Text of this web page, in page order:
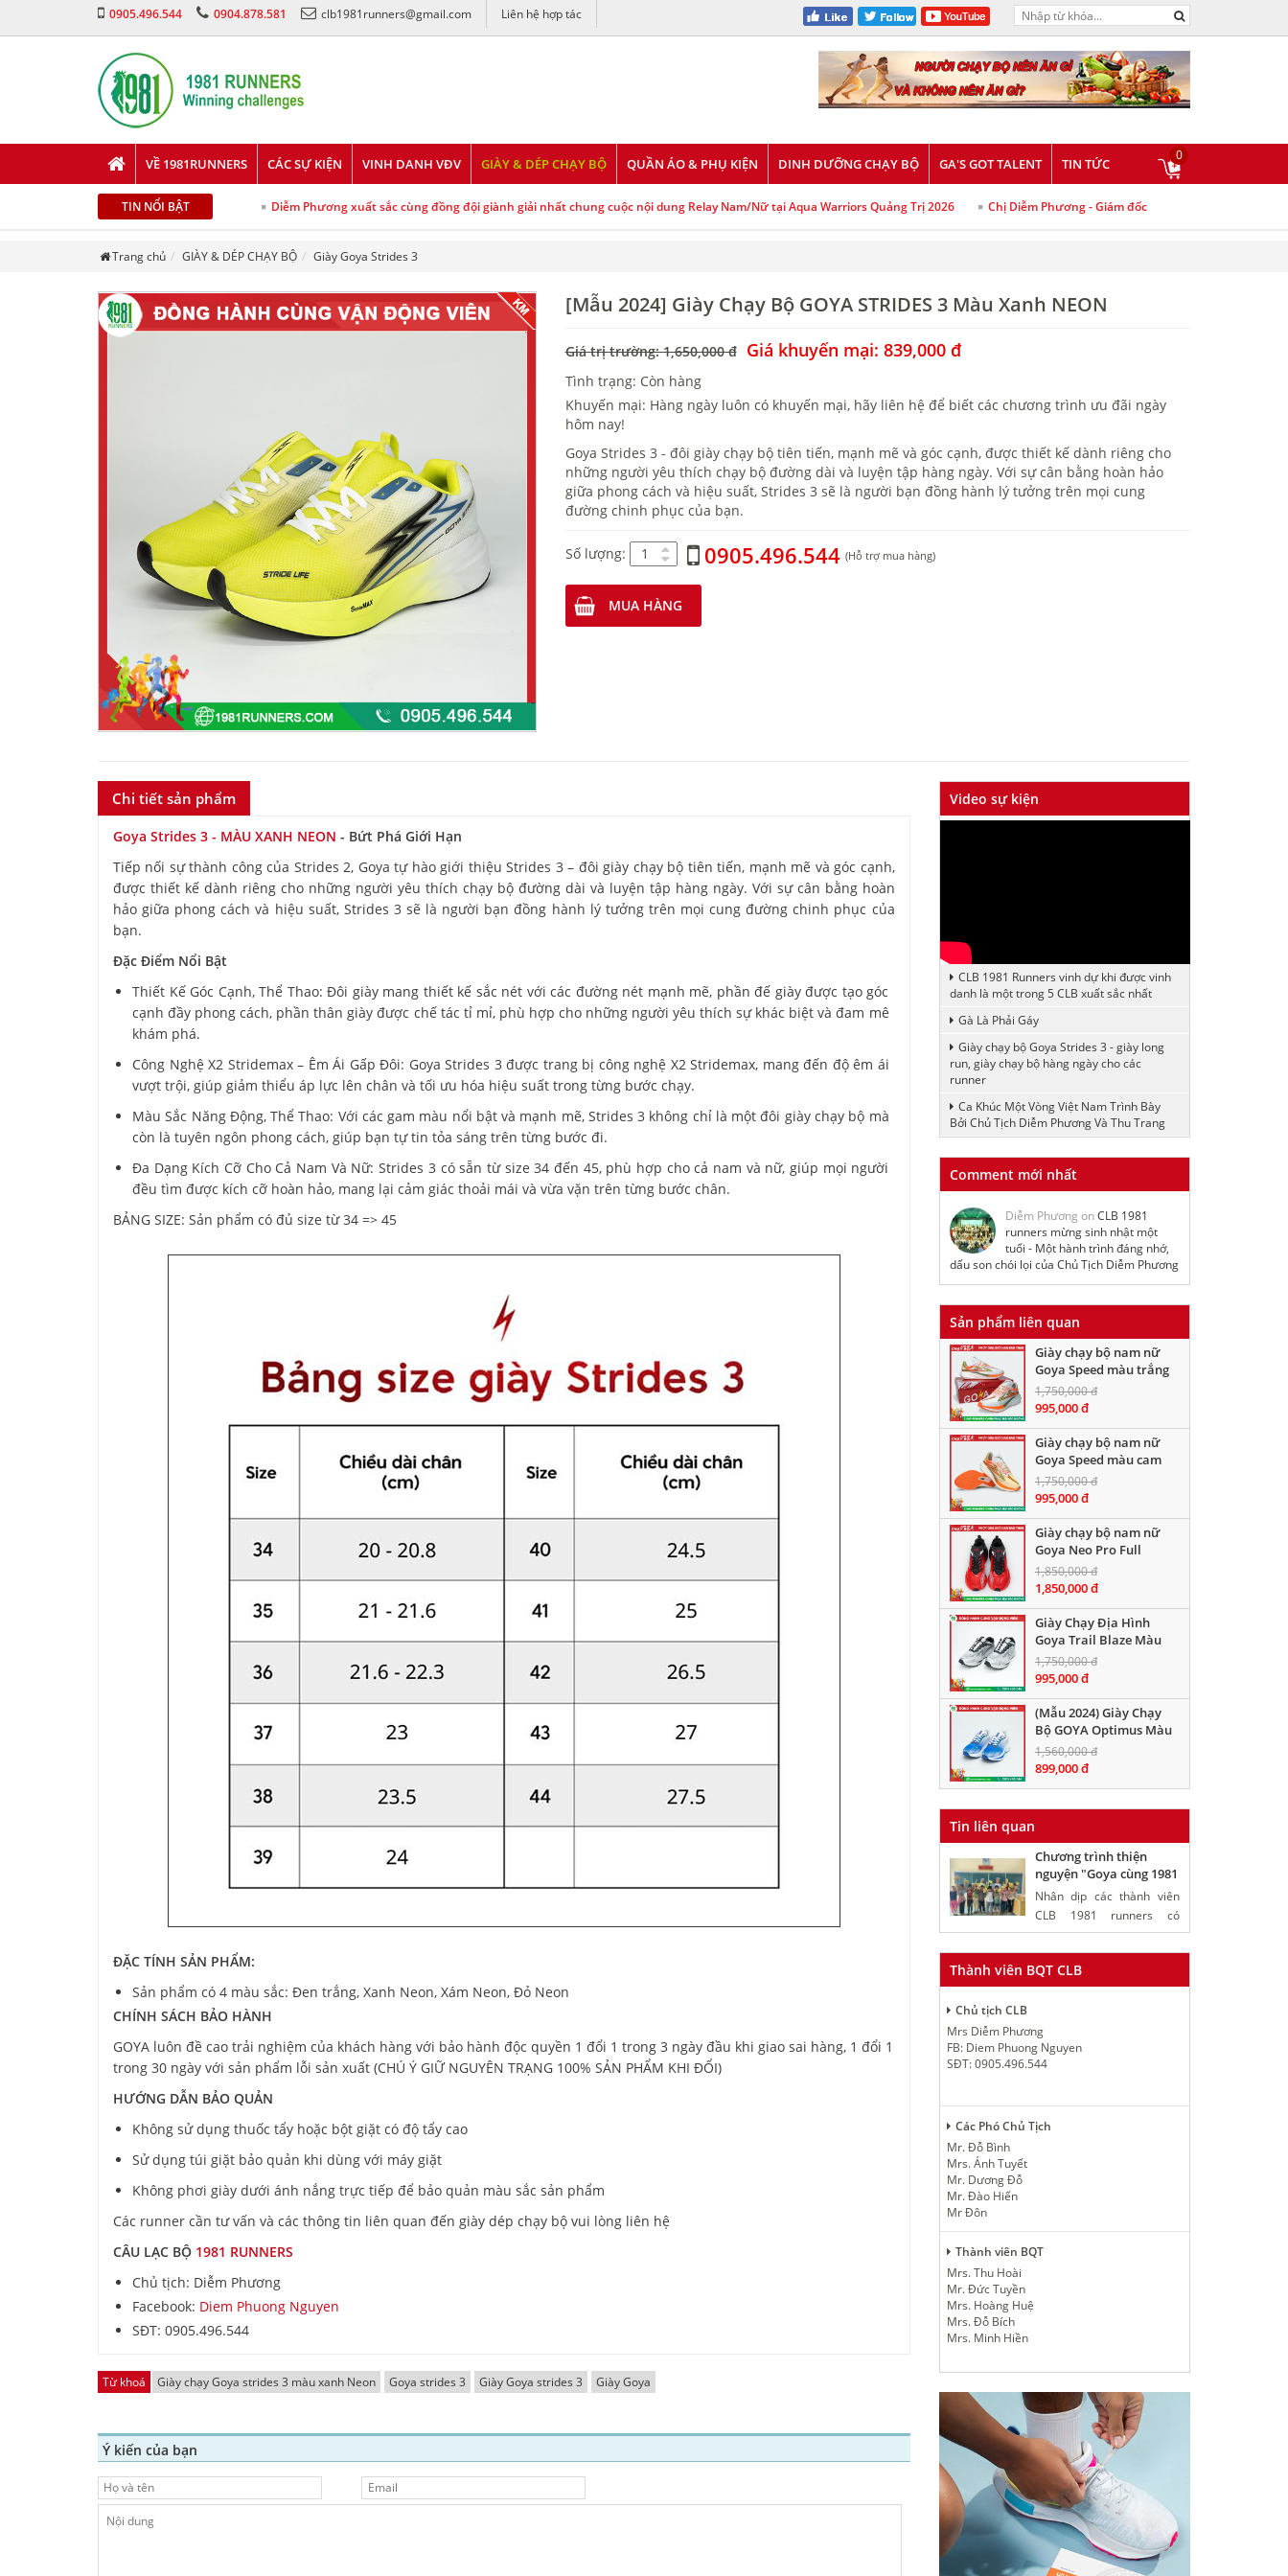
0905.496.544 0904.878.581 clb1981runners@gmail.com Liên hệ hợp tác
VỀ 1981RUNNERS CÁC SỰ KIỆN VINH DANH VĐV GIÀY & DÉP CHẠY BỘ QUẦN ÁO & PHỤ KIỆN DINH DƯỠNG CHẠY BỘ GA'S GOT TALENT TIN TỨC
0
TIN NỔI BẬT Diễm Phương xuất sắc cùng đồng đội giành giải nhất chung cuộc nội dung Relay Nam/Nữ tại Aqua Warriors Quảng Trị 2026 Chị Diễm Phương - Giám đốc Quan Hệ Cộng Đồng
Trang chủ GIÀY & DÉP CHẠY BỘ Giày Goya Strides 3
[Mẫu 2024] Giày Chạy Bộ GOYA STRIDES 3 Màu Xanh NEON
Giá trị trường: 1,650,000 đ Giá khuyến mại: 839,000 đ
Tình trạng: Còn hàng
Khuyến mại: Hàng ngày luôn có khuyến mại, hãy liên hệ để biết các chương trình ưu đãi ngày
hôm nay!
Goya Strides 3 - đôi giày chạy bộ tiên tiến, mạnh mẽ và góc cạnh, được thiết kế dành riêng cho
những người yêu thích chạy bộ đường dài và luyện tập hàng ngày. Với sự cân bằng hoàn hảo
giữa phong cách và hiệu suất, Strides 3 sẽ là người bạn đồng hành lý tưởng trên mọi cung
đường chinh phục của bạn.
Số lượng: 0905.496.544 (Hỗ trợ mua hàng)
MUA HÀNG
Chi tiết sản phẩm
Goya Strides 3 - MÀU XANH NEON - Bứt Phá Giới Hạn
Tiếp nối sự thành công của Strides 2, Goya tự hào giới thiệu Strides 3 – đôi giày chạy bộ tiên tiến, mạnh mẽ và góc cạnh,
được thiết kế dành riêng cho những người yêu thích chạy bộ đường dài và luyện tập hàng ngày. Với sự cân bằng hoàn
hảo giữa phong cách và hiệu suất, Strides 3 sẽ là người bạn đồng hành lý tưởng trên mọi cung đường chinh phục của
bạn.
Đặc Điểm Nổi Bật
Thiết Kế Góc Cạnh, Thể Thao: Đôi giày mang thiết kế sắc nét với các đường nét mạnh mẽ, phần đế giày được tạo góc
cạnh đầy phong cách, phần thân giày được chế tác tỉ mỉ, phù hợp cho những người yêu thích sự khác biệt và đam mê
khám phá.
Công Nghệ X2 Stridemax – Êm Ái Gấp Đôi: Goya Strides 3 được trang bị công nghệ X2 Stridemax, mang đến độ êm ái
vượt trội, giúp giảm thiểu áp lực lên chân và tối ưu hóa hiệu suất trong từng bước chạy.
Màu Sắc Năng Động, Thể Thao: Với các gam màu nổi bật và mạnh mẽ, Strides 3 không chỉ là một đôi giày chạy bộ mà
còn là tuyên ngôn phong cách, giúp bạn tự tin tỏa sáng trên từng bước đi.
Đa Dạng Kích Cỡ Cho Cả Nam Và Nữ: Strides 3 có sẵn từ size 34 đến 45, phù hợp cho cả nam và nữ, giúp mọi người
đều tìm được kích cỡ hoàn hảo, mang lại cảm giác thoải mái và vừa vặn trên từng bước chân.
BẢNG SIZE: Sản phẩm có đủ size từ 34 => 45
ĐẶC TÍNH SẢN PHẨM:
Sản phẩm có 4 màu sắc: Đen trắng, Xanh Neon, Xám Neon, Đỏ Neon
CHÍNH SÁCH BẢO HÀNH
GOYA luôn đề cao trải nghiệm của khách hàng với bảo hành độc quyền 1 đổi 1 trong 3 ngày đầu khi giao sai hàng, 1 đổi 1
trong 30 ngày với sản phẩm lỗi sản xuất (CHÚ Ý GIỮ NGUYÊN TRẠNG 100% SẢN PHẨM KHI ĐỔI)
HƯỚNG DẪN BẢO QUẢN
Không sử dụng thuốc tẩy hoặc bột giặt có độ tẩy cao
Sử dụng túi giặt bảo quản khi dùng với máy giặt
Không phơi giày dưới ánh nắng trực tiếp để bảo quản màu sắc sản phẩm
Các runner cần tư vấn và các thông tin liên quan đến giày dép chạy bộ vui lòng liên hệ
CÂU LẠC BỘ 1981 RUNNERS
Chủ tịch: Diễm Phương
Facebook: Diem Phuong Nguyen
SĐT: 0905.496.544
Từ khoá Giày chạy Goya strides 3 màu xanh Neon Goya strides 3 Giày Goya strides 3 Giày Goya
Ý kiến của bạn
Video sự kiện
CLB 1981 Runners vinh dự khi được vinh
danh là một trong 5 CLB xuất sắc nhất
Gà Là Phải Gáy
Giày chạy bộ Goya Strides 3 - giày long
run, giày chạy bộ hàng ngày cho các
runner
Ca Khúc Một Vòng Việt Nam Trình Bày
Bởi Chủ Tịch Diễm Phương Và Thu Trang
Comment mới nhất
Diễm Phương onCLB 1981
runners mừng sinh nhật một
tuổi - Một hành trình đáng nhớ,
dấu son chói lọi của Chủ Tịch Diễm Phương
Sản phẩm liên quan
Giày chạy bộ nam nữ
Goya Speed màu trắng
1,750,000 đ
995,000 đ
Giày chạy bộ nam nữ
Goya Speed màu cam
1,750,000 đ
995,000 đ
Giày chạy bộ nam nữ
Goya Neo Pro Full
Carbon năm 2025 full
màu
1,850,000 đ
1,850,000 đ
Giày Chạy Địa Hình
Goya Trail Blaze Màu
Xám Đen
1,750,000 đ
995,000 đ
(Mẫu 2024) Giày Chạy
Bộ GOYA Optimus Màu
Trắng Xanh
1,560,000 đ
899,000 đ
Tin liên quan
Chương trình thiện
nguyện "Goya cùng 1981
Runners" chung tay vì
Triệu Phước
Nhân dịp các thành viên
CLB 1981 runners có
chuyến vào vùng đất
Quảng Trị tham gia giải
chạy Tiền Phong
Marathon, CLB 1981
giày Goya Việt Nam tổ
chức chương trình từ thiện
tại xã Triệu Phước - một xã
Phong, tỉnh Quảng Trị.
Chuyến thiện nguyện sẽ
Thành viên BQT CLB
Chủ tịch CLB
Mrs Diễm Phương
FB: Diem Phuong Nguyen
SĐT: 0905.496.544
Các Phó Chủ Tịch
Mr. Đỗ Bình
Mrs. Ánh Tuyết
Mr. Dương Đỗ
Mr. Đào Hiển
Mr Đôn
Thành viên BQT
Mrs. Thu Hoài
Mr. Đức Tuyền
Mrs. Hoàng Huệ
Mrs. Đỗ Bích
Mrs. Minh Hiền